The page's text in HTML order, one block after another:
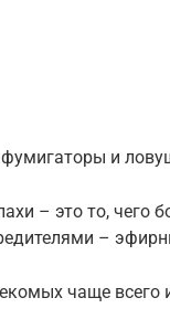
и
– это то, чего
–
чаще всего